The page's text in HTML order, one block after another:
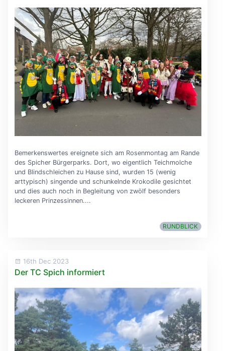
Bemerkenswertes ereignete sich am Rosenmontag am Rande
des Spicher Bürgerparks. Dort, wo eigentlich Teichmolche
und Blindschleichen zu Hause sind, wurden 15 (wenig
arttypisch) singende und schunkelnde Krokodile gesichtet
und dies auch noch in Begleitung von zwölf besonders
leckeren Prinzessinnen....
RUNDBLICK
16th Dec 2023
Der TC Spich informiert